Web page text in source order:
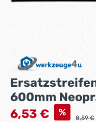
Ersatzstreifen
600mm
Verkaufspreis:
6,53 € % 8,59 €